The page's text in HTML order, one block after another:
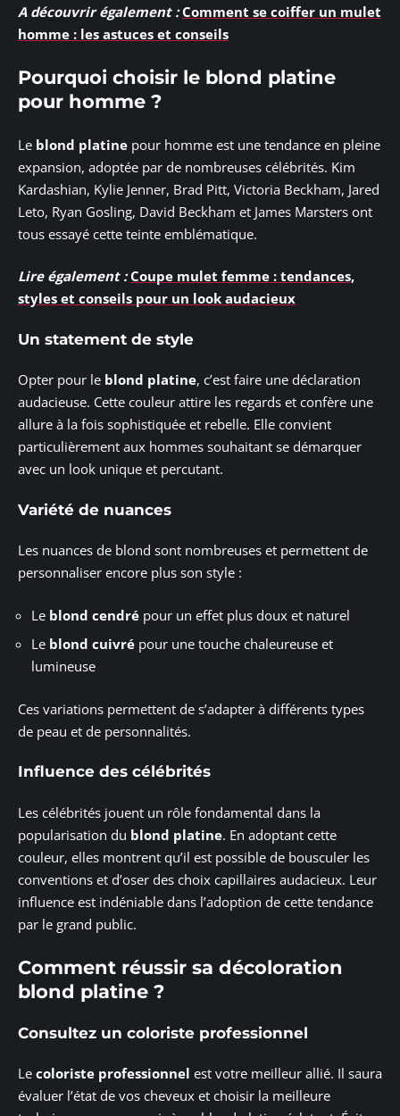
A découvrir également : Comment se coiffer un mulet
homme : les astuces et conseils
Pourquoi choisir le blond platine
pour homme ?
Le blond platine pour homme est une tendance en pleine
expansion, adoptée par de nombreuses célébrités. Kim
Kardashian, Kylie Jenner, Brad Pitt, Victoria Beckham, Jared
Leto, Ryan Gosling, David Beckham et James Marsters ont
tous essayé cette teinte emblématique.
Lire également : Coupe mulet femme : tendances,
styles et conseils pour un look audacieux
Un statement de style
Opter pour le blond platine, c’est faire une déclaration
audacieuse. Cette couleur attire les regards et confère une
allure à la fois sophistiquée et rebelle. Elle convient
particulièrement aux hommes souhaitant se démarquer
avec un look unique et percutant.
Variété de nuances
Les nuances de blond sont nombreuses et permettent de
personnaliser encore plus son style :
Le blond cendré pour un effet plus doux et naturel
Le blond cuivré pour une touche chaleureuse et
lumineuse
Ces variations permettent de s’adapter à différents types
de peau et de personnalités.
Influence des célébrités
Les célébrités jouent un rôle fondamental dans la
popularisation du blond platine. En adoptant cette
couleur, elles montrent qu’il est possible de bousculer les
conventions et d’oser des choix capillaires audacieux. Leur
influence est indéniable dans l’adoption de cette tendance
par le grand public.
Comment réussir sa décoloration
blond platine ?
Consultez un coloriste professionnel
Le coloriste professionnel est votre meilleur allié. Il saura
évaluer l’état de vos cheveux et choisir la meilleure